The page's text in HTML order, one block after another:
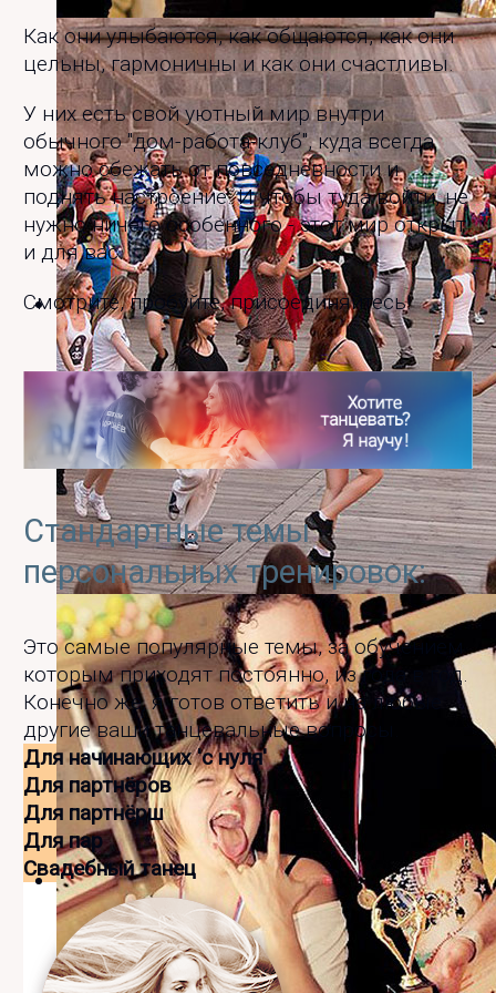
Турнир по хастлу "Белый Кубок" - медали в
номинациях и кубок за победу!
Мой День рождения на набережной в
'2013
Как они улыбаются, как общаются, как они
цельны, гармоничны и как они счастливы.
У них есть свой уютный мир внутри
обычного "дом-работа-клуб", куда всегда
можно сбежать от повседневности и
поднять настроение. И чтобы туда войти, не
нужно ничего особенного - этот мир открыт
и для вас.
Смотрите, пробуйте, присоединяйтесь!
Cтандартные темы
персональных тренировок:
Это самые популярные темы, за обучением
которым приходят постоянно, из года в год.
Конечно же, я готов ответить и на любые
другие ваши танцевальные вопросы.
Для начинающих 'с нуля'
Для партнёров
Для партнёрш
Для пар
Свадебный танец